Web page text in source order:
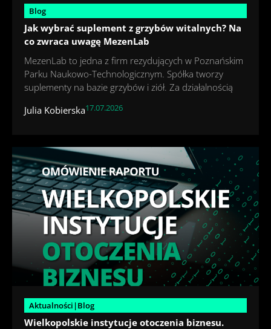
Blog
Jak wybrać suplement z grzybów witalnych? Na
co zwraca uwagę MezenLab
MezenLab to jedna z firm rezydujących w Poznańskim
Parku Naukowo-Technologicznym. Spółka tworzy
suplementy na bazie grzybów i ziół. Za działalnością
Julia Kobierska17.07.2026
Aktualności|Blog
Wielkopolskie instytucje otoczenia biznesu.